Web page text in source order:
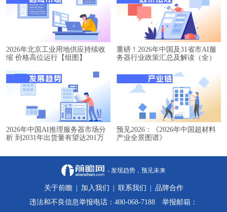
2026年北京工业用地供应持续收
缩 价格高位运行【组图】
重磅！2026年中国及31省市AI服
务器行业政策汇总及解读（全）
2026年中国AI推理服务器市场分
析 到2031年出货量有望达201万
预见2026：《2026年中国超材料
产业全景图谱》
- 发现趋势，预见未来
关于前瞻 加入我们 联系我们
品牌合作
违法和不良信息举报电话：400-068-7188 举报邮箱：